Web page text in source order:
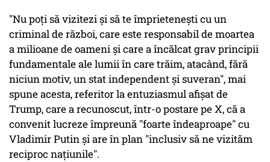
"Nu poți să vizitezi și să te împrietenești cu un
criminal de război, care este responsabil de moartea
a milioane de oameni și care a încălcat grav principii
fundamentale ale lumii în care trăim, atacând, fără
niciun motiv, un stat independent și suveran", mai
spune acesta, referitor la entuziasmul afișat de
Trump, care a recunoscut, într-o postare pe X, că a
convenit lucreze împreună "foarte îndeaproape" cu
Vladimir Putin și are în plan "inclusiv să ne vizităm
reciproc națiunile".